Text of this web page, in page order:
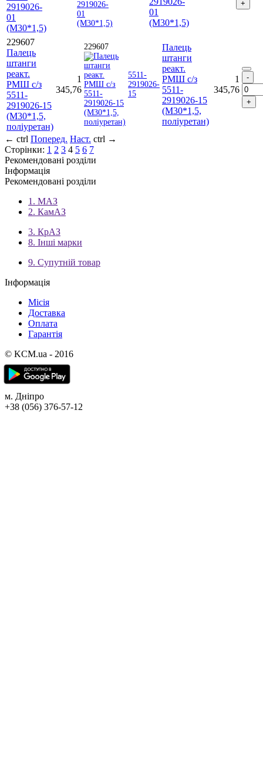
2919026-
01
(М30*1,5)
01
(М30*1,5)
229607
Палець
штанги
реакт.
РМШ с/з
5511-
2919026-15
(М30*1,5,
поліуретан)
1
345,76
229607
5511-
2919026-
15
Палець
штанги
реакт.
РМШ с/з
5511-
2919026-15
(М30*1,5,
поліуретан)
1
345,76
← ctrl Поперед. Наст. ctrl →
Сторінки: 1 2 3 4 5 6 7
Рекомендовані розділи
Інформація
Рекомендовані розділи
1. МАЗ
2. КамАЗ
3. КрАЗ
8. Інші марки
9. Супутній товар
Інформація
Місія
Доставка
Оплата
Гарантія
© KCM.ua - 2016
м. Дніпро
+38 (056) 376-57-12